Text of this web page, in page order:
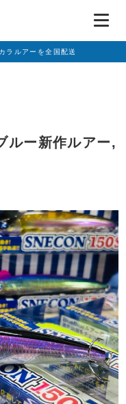
ラルアーを全国配送
ルー新作ルアー,